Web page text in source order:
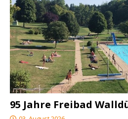
95 Jahre Freibad